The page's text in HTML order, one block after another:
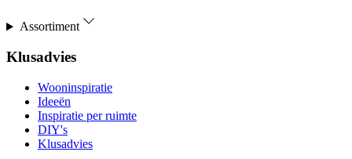
Assortiment
Klusadvies
Wooninspiratie
Ideeën
Inspiratie per ruimte
DIY's
Klusadvies